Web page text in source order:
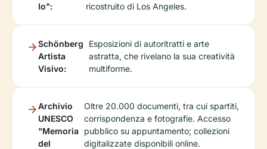
Io":
ricostruito di Los Angeles.
Schönberg
Artista
Visivo:
Esposizioni di autoritratti e arte
astratta, che rivelano la sua creatività
multiforme.
Archivio
UNESCO
"Memoria
del
Oltre 20.000 documenti, tra cui spartiti,
corrispondenza e fotografie. Accesso
pubblico su appuntamento; collezioni
digitalizzate disponibili online.